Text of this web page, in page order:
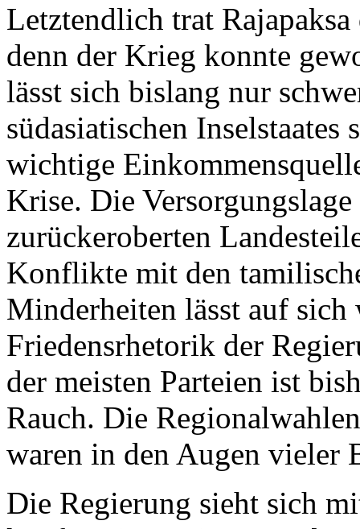
Letztendlich trat
denn der Krieg konnte
lässt sich bislang nur
südasiatischen
wichtige
Krise. Die
zurückeroberten
Konflikte mit den
Minderheiten lässt auf
Friedensrhetorik der
der meisten Parteien ist
Rauch. Die
waren in den Augen vieler
Die Regierung sieht sich